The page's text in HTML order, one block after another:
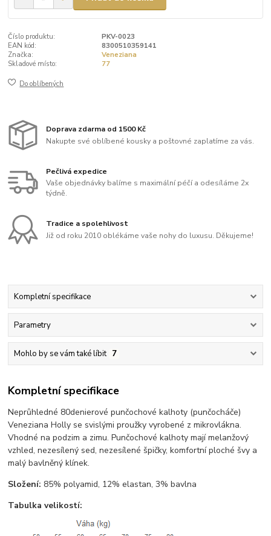
Číslo produktu:
PKV-0023
EAN kód:
8300510359141
Značka:
Veneziana
Skladové místo:
77
Do oblíbených
Doprava zdarma od 1500 Kč
Nakupte své oblíbené kousky a poštovné zaplatíme za vás.
Pečlivá expedice
Vaše objednávky balíme s maximální péčí a odesíláme 2x
týdně.
Tradice a spolehlivost
Již od roku 2010 oblékáme vaše nohy do luxusu. Děkujeme!
Kompletní specifikace
Parametry
Mohlo by se vám také líbit 7
Kompletní specifikace
Neprůhledné 80denierové punčochové kalhoty (punčocháče)
Veneziana Holly se svislými proužky vyrobené z mikrovlákna.
Vhodné na podzim a zimu. Punčochové kalhoty mají melanžový
vzhled, nezesílený sed, nezesílené špičky, komfortní ploché švy a
malý bavlněný klínek.
Složení: 85% polyamid, 12% elastan, 3% bavlna
Tabulka velikostí: